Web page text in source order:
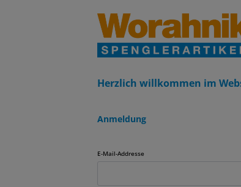
Herzlich willkommen im
Anmeldung
E-Mail-Addresse